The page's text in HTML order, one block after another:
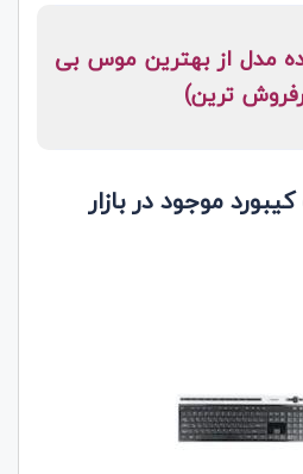
مدل از بهترین موس بی
ترین)
موجود در بازار